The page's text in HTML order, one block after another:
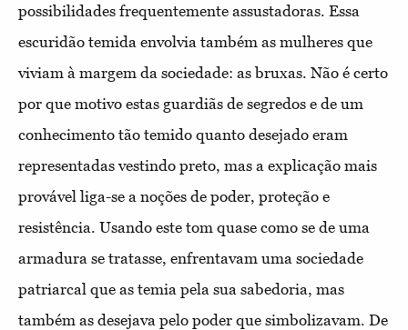
possibilidades frequentemente assustadoras. Essa
escuridão temida envolvia também as mulheres que
viviam à margem da sociedade: as bruxas. Não é certo
por que motivo estas guardiãs de segredos e de um
conhecimento tão temido quanto desejado eram
representadas vestindo preto, mas a explicação mais
provável liga-se a noções de poder, proteção e
resistência. Usando este tom quase como se de uma
armadura se tratasse, enfrentavam uma sociedade
patriarcal que as temia pela sua sabedoria, mas
também as desejava pelo poder que simbolizavam. De